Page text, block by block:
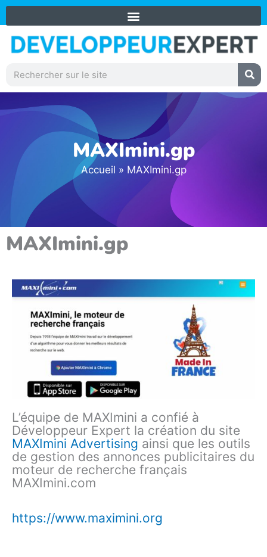
Aller
Rechercher
MAXImini.gp
Accueil » MAXImini.gp
MAXImini.gp
L’équipe de MAXImini a confié à
Développeur Expert la création du site
MAXImini Advertising ainsi que les outils
de gestion des annonces publicitaires du
moteur de recherche français
MAXImini.com
https://www.maximini.org